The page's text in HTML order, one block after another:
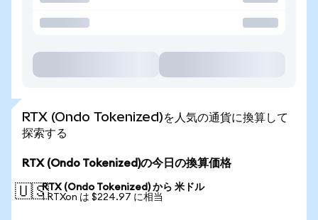
RTX (Ondo Tokenized)を人気の通貨に換算して
探索する
RTX (Ondo Tokenized)の今日の換算価格
🇺🇸RTX (Ondo Tokenized) から 米ドル
1 RTXon は $224.97 に相当